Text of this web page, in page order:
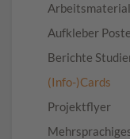
Aufkleber
Berichte
(Info-)Cards
Projektflyer